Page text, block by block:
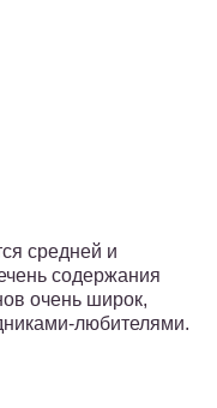
средней и
содержания
очень широк,
любителями.